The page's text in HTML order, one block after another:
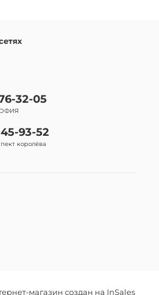
32-05
93-52
королёва
магазин создан на InSales